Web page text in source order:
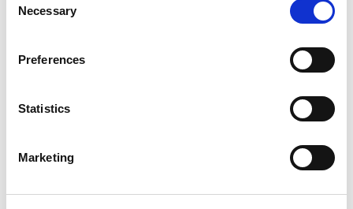
Selection
Necessary
Preferences
Statistics
Marketing
Oplev fordelen ved
Adoreal